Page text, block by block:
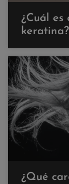
¿Cuál
keratina?
¿Qué